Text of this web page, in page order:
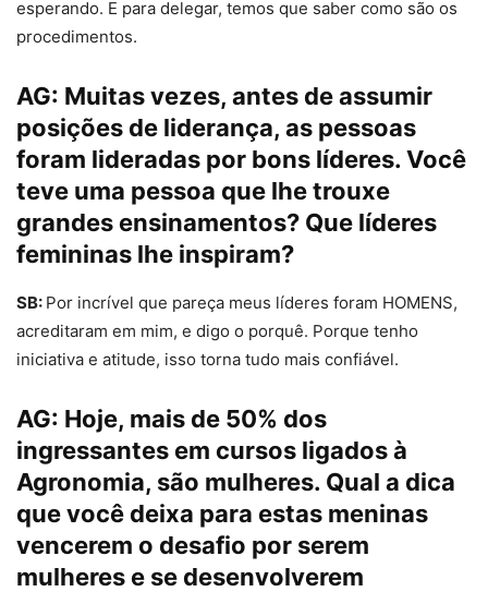
esperando. E para delegar, temos que saber como são os
procedimentos.
AG: Muitas vezes, antes de assumir
posições de liderança, as pessoas
foram lideradas por bons líderes. Você
teve uma pessoa que lhe trouxe
grandes ensinamentos? Que líderes
femininas lhe inspiram?
SB: Por incrível que pareça meus líderes foram HOMENS,
acreditaram em mim, e digo o porquê. Porque tenho
iniciativa e atitude, isso torna tudo mais confiável.
AG: Hoje, mais de 50% dos
ingressantes em cursos ligados à
Agronomia, são mulheres. Qual a dica
que você deixa para estas meninas
vencerem o desafio por serem
mulheres e se desenvolverem